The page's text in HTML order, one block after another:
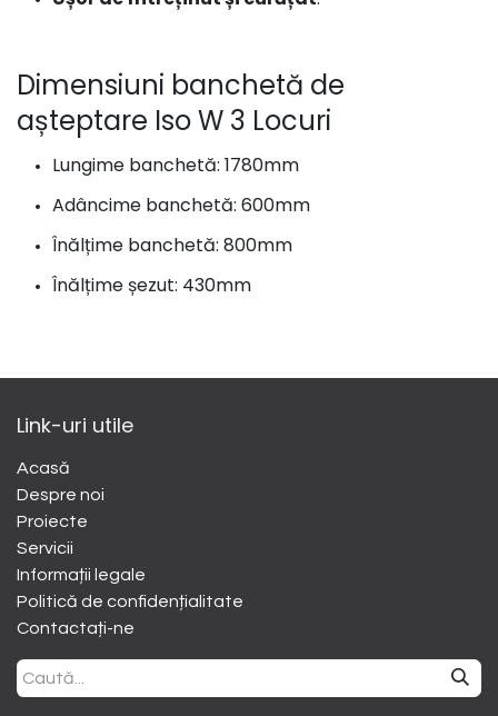
Dimensiuni banchetă de
așteptare Iso W 3 Locuri
Lungime banchetă: 1780mm
Adâncime banchetă: 600mm
Înălțime banchetă: 800mm
Înălțime șezut: 430mm
Link-uri utile
Acasă
Despre noi
​Proiecte
Servicii
Informații legale
Politică de confidențialitate
Contactați-ne